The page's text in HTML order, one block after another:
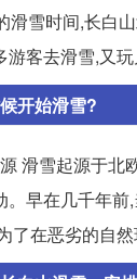
滑雪时间,长白
客去滑雪,又玩
开始滑雪?
滑雪起源于北
。早在几千年
了在恶劣的自然